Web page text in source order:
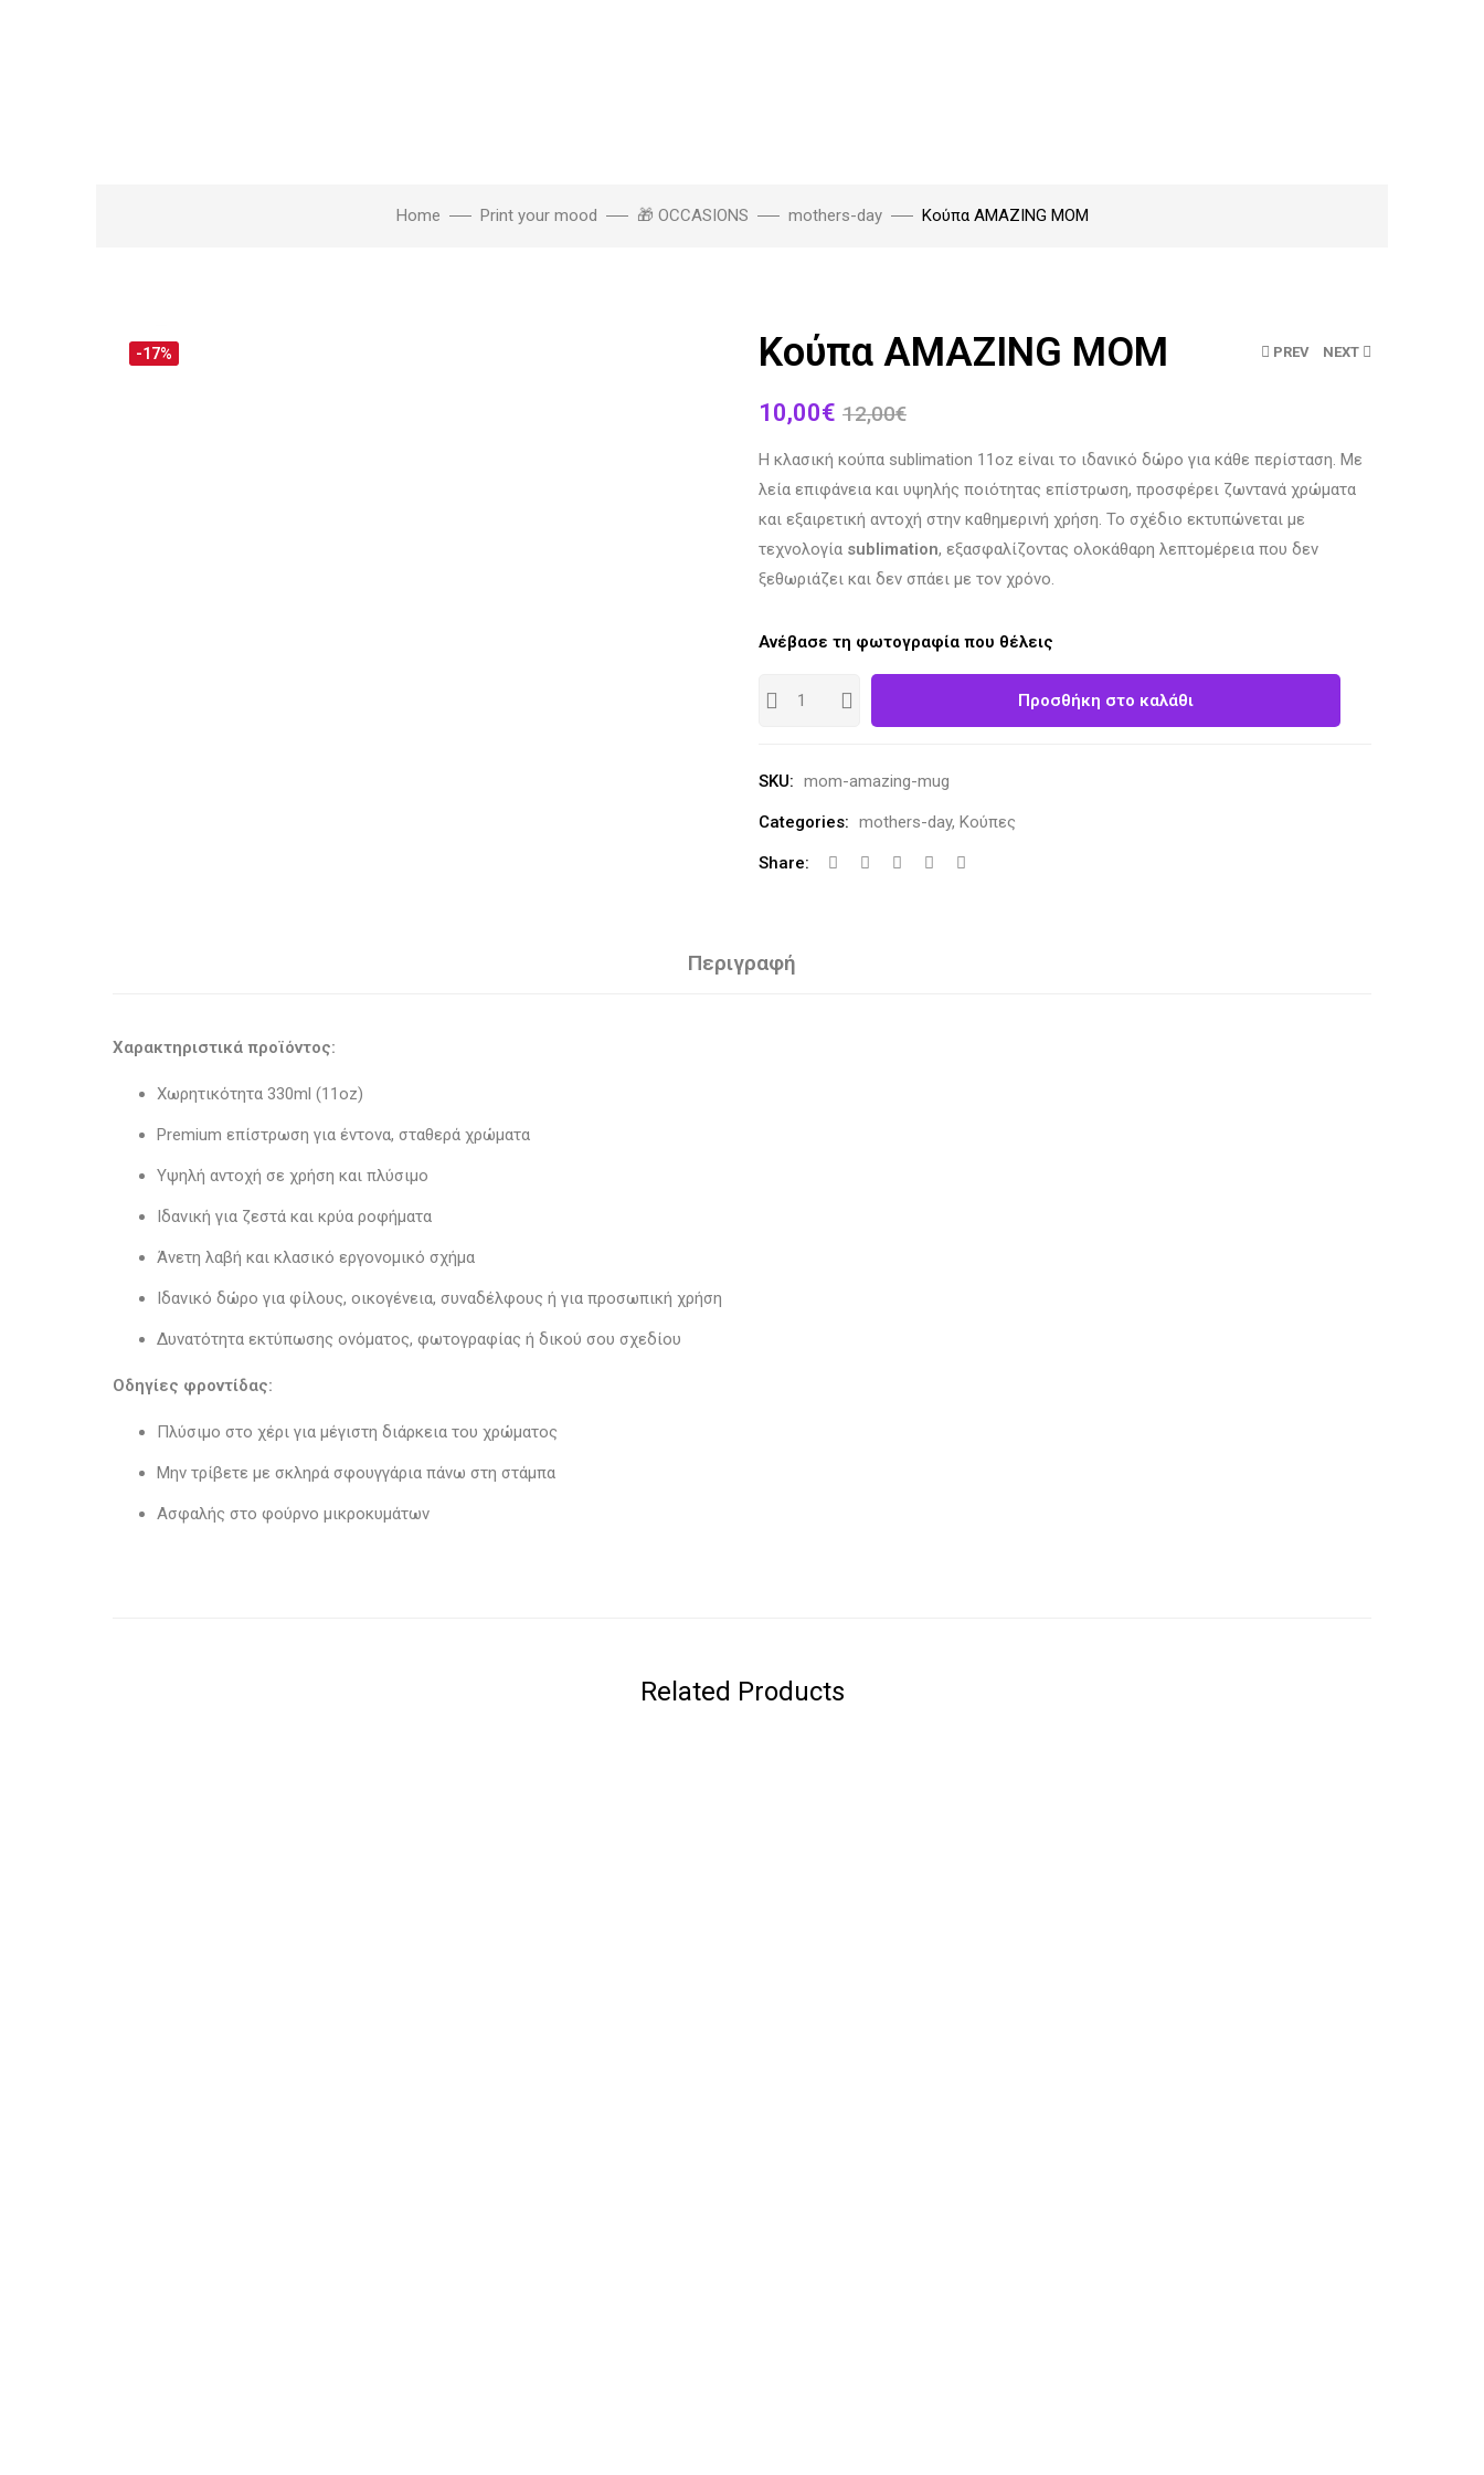
Home Print your mood 🎁 OCCASIONS mothers-day Κούπα AMAZING MOM
-17% PREV NEXT
Κούπα AMAZING MOM
10,00€ 12,00€
Η κλασική κούπα sublimation 11oz είναι το ιδανικό δώρο για κάθε περίσταση. Με
λεία επιφάνεια και υψηλής ποιότητας επίστρωση, προσφέρει ζωντανά χρώματα
και εξαιρετική αντοχή στην καθημερινή χρήση. Το σχέδιο εκτυπώνεται με
τεχνολογία sublimation, εξασφαλίζοντας ολοκάθαρη λεπτομέρεια που δεν
ξεθωριάζει και δεν σπάει με τον χρόνο.
Ανέβασε τη φωτογραφία που θέλεις
Προσθήκη στο καλάθι
SKU: mom-amazing-mug
Categories: mothers-day, Κούπες
Share:
Περιγραφή
Χαρακτηριστικά προϊόντος:
Χωρητικότητα 330ml (11oz)
Premium επίστρωση για έντονα, σταθερά χρώματα
Υψηλή αντοχή σε χρήση και πλύσιμο
Ιδανική για ζεστά και κρύα ροφήματα
Άνετη λαβή και κλασικό εργονομικό σχήμα
Ιδανικό δώρο για φίλους, οικογένεια, συναδέλφους ή για προσωπική χρήση
Δυνατότητα εκτύπωσης ονόματος, φωτογραφίας ή δικού σου σχεδίου
Οδηγίες φροντίδας:
Πλύσιμο στο χέρι για μέγιστη διάρκεια του χρώματος
Μην τρίβετε με σκληρά σφουγγάρια πάνω στη στάμπα
Ασφαλής στο φούρνο μικροκυμάτων
Related Products